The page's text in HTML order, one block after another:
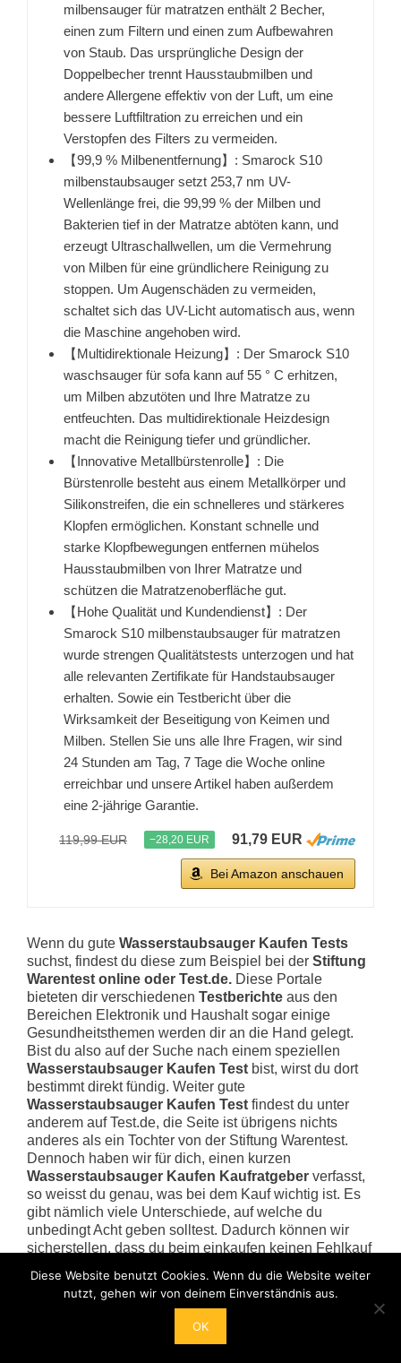
milbensauger für matratzen enthält 2 Becher,
einen zum Filtern und einen zum Aufbewahren
von Staub. Das ursprüngliche Design der
Doppelbecher trennt Hausstaubmilben und
andere Allergene effektiv von der Luft, um eine
bessere Luftfiltration zu erreichen und ein
Verstopfen des Filters zu vermeiden.
【99,9 % Milbenentfernung】: Smarock S10
milbenstaubsauger setzt 253,7 nm UV-
Wellenlänge frei, die 99,99 % der Milben und
Bakterien tief in der Matratze abtöten kann, und
erzeugt Ultraschallwellen, um die Vermehrung
von Milben für eine gründlichere Reinigung zu
stoppen. Um Augenschäden zu vermeiden,
schaltet sich das UV-Licht automatisch aus, wenn
die Maschine angehoben wird.
【Multidirektionale Heizung】: Der Smarock S10
waschsauger für sofa kann auf 55 ° C erhitzen,
um Milben abzutöten und Ihre Matratze zu
entfeuchten. Das multidirektionale Heizdesign
macht die Reinigung tiefer und gründlicher.
【Innovative Metallbürstenrolle】: Die
Bürstenrolle besteht aus einem Metallkörper und
Silikonstreifen, die ein schnelleres und stärkeres
Klopfen ermöglichen. Konstant schnelle und
starke Klopfbewegungen entfernen mühelos
Hausstaubmilben von Ihrer Matratze und
schützen die Matratzenoberfläche gut.
【Hohe Qualität und Kundendienst】: Der
Smarock S10 milbenstaubsauger für matratzen
wurde strengen Qualitätstests unterzogen und hat
alle relevanten Zertifikate für Handstaubsauger
erhalten. Sowie ein Testbericht über die
Wirksamkeit der Beseitigung von Keimen und
Milben. Stellen Sie uns alle Ihre Fragen, wir sind
24 Stunden am Tag, 7 Tage die Woche online
erreichbar und unsere Artikel haben außerdem
eine 2-jährige Garantie.
119,99 EUR −28,20 EUR 91,79 EUR
Bei Amazon anschauen
Wenn du gute Wasserstaubsauger Kaufen Tests
suchst, findest du diese zum Beispiel bei der Stiftung
Warentest online oder Test.de. Diese Portale
bieteten dir verschiedenen Testberichte aus den
Bereichen Elektronik und Haushalt sogar einige
Gesundheitsthemen werden dir an die Hand gelegt.
Bist du also auf der Suche nach einem speziellen
Wasserstaubsauger Kaufen Test bist, wirst du dort
bestimmt direkt fündig. Weiter gute
Wasserstaubsauger Kaufen Test findest du unter
anderem auf Test.de, die Seite ist übrigens nichts
anderes als ein Tochter von der Stiftung Warentest.
Dennoch haben wir für dich, einen kurzen
Wasserstaubsauger Kaufen Kaufratgeber verfasst,
so weisst du genau, was bei dem Kauf wichtig ist. Es
gibt nämlich viele Unterschiede, auf welche du
unbedingt Acht geben solltest. Dadurch können wir
sicherstellen, dass du beim einkaufen keinen Fehlkauf
Kaufen nicht zu bereuen, geben wir dir nun diesen
Überblick mit den wichtigsten Kaufkriterien. Nicht
allein der Preis beim Kauf ist wichtig. Denn du kannst
Diese Website benutzt Cookies. Wenn du die Website weiter
nutzt, gehen wir von deinem Einverständnis aus.
OK